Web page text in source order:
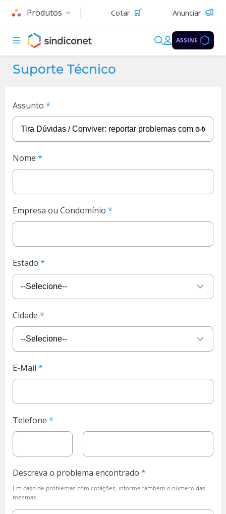
Produtos Cotar Anunciar
ASSINE
Suporte Técnico
Assunto
Nome
Empresa ou Condomínio
Estado
Cidade
E-Mail
Telefone
Descreva o problema encontrado
Em caso de problemas com cotações, informe também o número das
mesmas.